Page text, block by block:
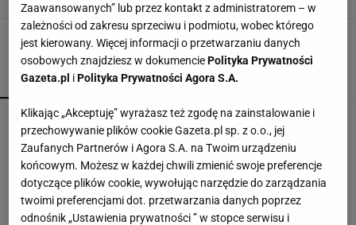
POPULARNE NAJNOWSZE
Niewiadoma na podium Tour de France.
Deklasacja na ostatnim etapie
Anastazja Kuś została mistrzynią świata.
"Kariera przez pośladki"? Mamy komentarz
SUBSKRYPCJA
Zaawansowanych” lub przez kontakt z administratorem – w
zależności od zakresu sprzeciwu i podmiotu, wobec którego
jest kierowany. Więcej informacji o przetwarzaniu danych
osobowych znajdziesz w dokumenciePolityka Prywatności
Gazeta.pl iPolityka Prywatności Agora S.A.
Klikając „Akceptuję” wyrażasz też zgodę na zainstalowanie i
przechowywanie plików cookie Gazeta.pl sp. z o.o., jej
Zaufanych Partnerów i Agora S.A. na Twoim urządzeniu
końcowym. Możesz w każdej chwili zmienić swoje preferencje
dotyczące plików cookie, wywołując narzędzie do zarządzania
twoimi preferencjami dot. przetwarzania danych poprzez
odnośnik „Ustawienia prywatności ” w stopce serwisu i